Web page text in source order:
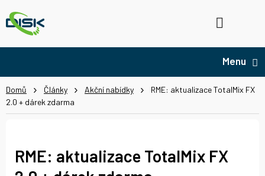
na
obsah
Domů Články Akční nabídky
RME: aktualizace TotalMix FX
2.0 + dárek zdarma
RME: aktualizace TotalMix FX